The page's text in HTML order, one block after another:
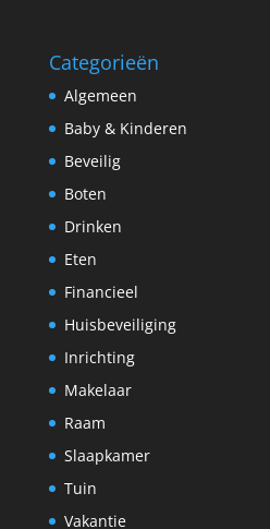
Categorieën
Algemeen
Baby & Kinderen
Beveilig
Boten
Drinken
Eten
Financieel
Huisbeveiliging
Inrichting
Makelaar
Raam
Slaapkamer
Tuin
Vakantie